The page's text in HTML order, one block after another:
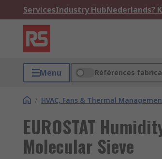
ServicesIndustry HubNederlands?
Menu Références
/ HVAC, Fans & Thermal
EUROSTAT
Molecular Sieve